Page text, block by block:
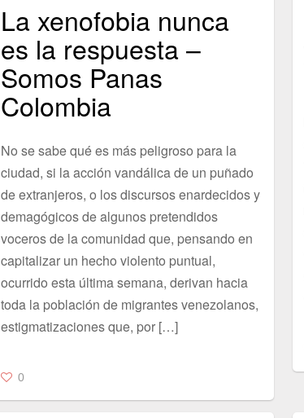
La xenofobia nunca
es la respuesta –
Somos Panas
Colombia
No se sabe qué es más peligroso para la
ciudad, si la acción vandálica de un puñado
de extranjeros, o los discursos enardecidos y
demagógicos de algunos pretendidos
voceros de la comunidad que, pensando en
capitalizar un hecho violento puntual,
ocurrido esta última semana, derivan hacia
toda la población de migrantes venezolanos,
estigmatizaciones que, por […]
0